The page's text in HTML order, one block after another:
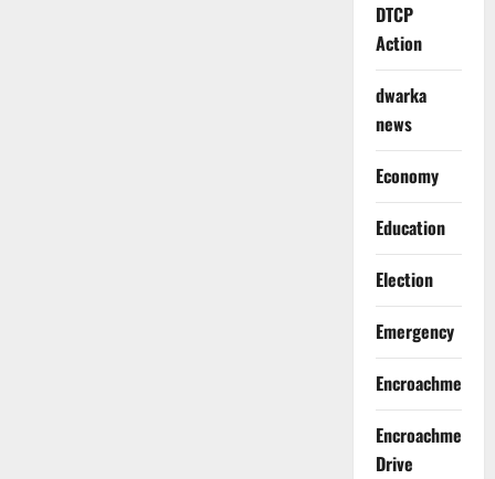
DTCP
Action
dwarka
news
Economy
Education
Election
Emergency
Encroachment
Encroachment
Drive